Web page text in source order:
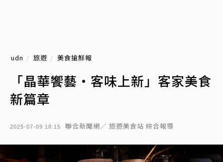
udn 旅遊 美食搶鮮報
「晶華饗藝・客味上新」客家美食
新篇章
2025-07-09 18:15 聯合新聞網／ 旅遊美食站 綜合報導